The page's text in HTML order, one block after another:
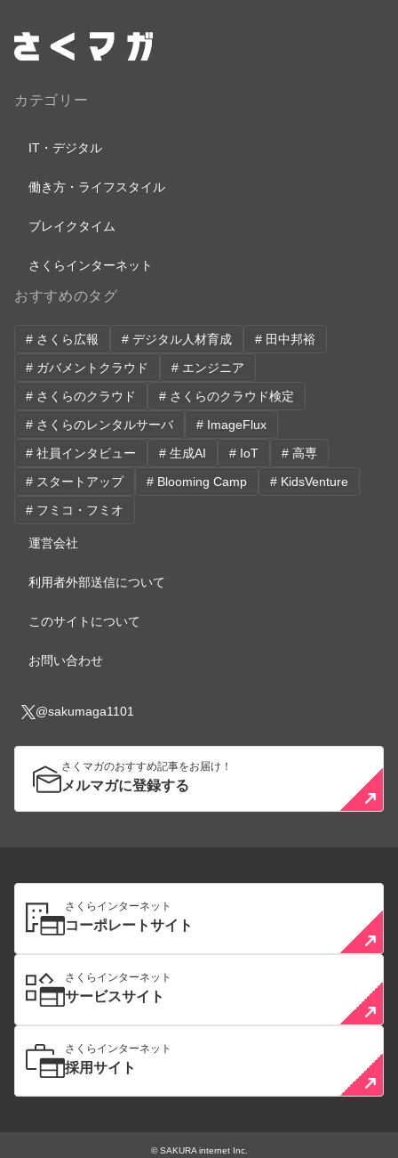
運営会社
利用者外部送信について
このサイトについて
お問い合わせ
@sakumaga1101
さくマガのおすすめ記事をお届け！
メルマガに登録する
カテゴリー
IT・デジタル
働き方・ライフスタイル
ブレイクタイム
さくらインターネット
おすすめのタグ
# さくら広報 # デジタル人材育成
# 田中邦裕
# ガバメントクラウド
# エンジニア
# さくらのクラウド
# さくらのクラウド検定
# さくらのレンタルサーバ
# ImageFlux
# 社員インタビュー
# 生成AI # IoT
# 高専
# スタートアップ
# Blooming Camp
# KidsVenture
# フミコ・フミオ
さくらインターネット
コーポレートサイト
さくらインターネット
サービスサイト
さくらインターネット
採用サイト
© SAKURA internet Inc.